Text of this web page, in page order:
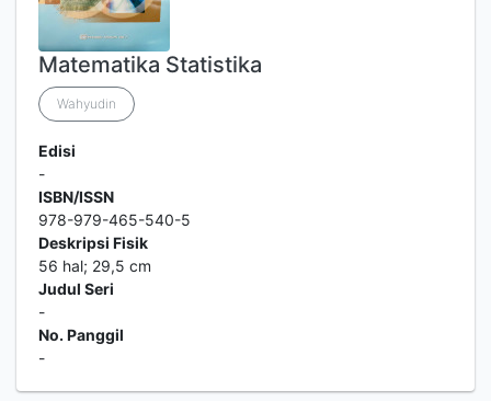
Matematika Statistika
Wahyudin
Edisi
-
ISBN/ISSN
978-979-465-540-5
Deskripsi Fisik
56 hal; 29,5 cm
Judul Seri
-
No. Panggil
-